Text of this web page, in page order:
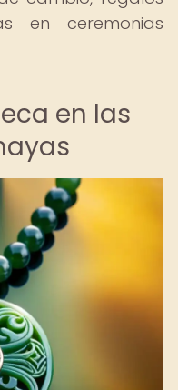
en ceremonias
en las